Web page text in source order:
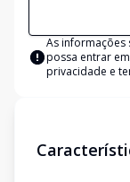
As informações
possa entrar
privacidade e